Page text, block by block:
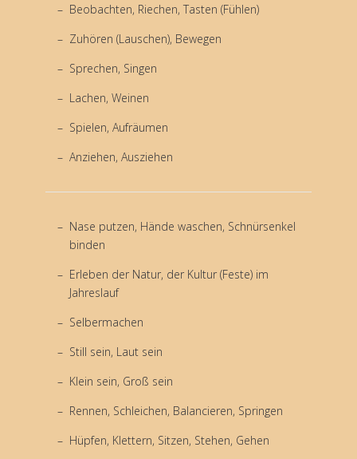
Beobachten, Riechen, Tasten (Fühlen)
Zuhören (Lauschen), Bewegen
Sprechen, Singen
Lachen, Weinen
Spielen, Aufräumen
Anziehen, Ausziehen
Nase putzen, Hände waschen, Schnürsenkel
binden
Erleben der Natur, der Kultur (Feste) im
Jahreslauf
Selbermachen
Still sein, Laut sein
Klein sein, Groß sein
Rennen, Schleichen, Balancieren, Springen
Hüpfen, Klettern, Sitzen, Stehen, Gehen